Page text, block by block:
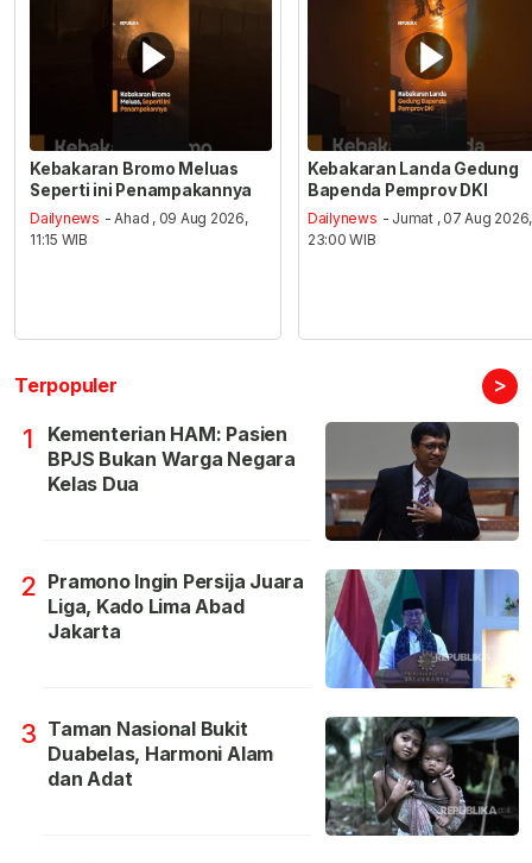
Kebakaran Bromo Meluas
Seperti ini Penampakannya
Dailynews - Ahad , 09 Aug 2026,
11:15 WIB
Kebakaran Landa Gedung
Bapenda Pemprov DKI
Dailynews - Jumat , 07 Aug 2026,
23:00 WIB
Terpopuler >
1
Kementerian HAM: Pasien
BPJS Bukan Warga Negara
Kelas Dua
2 Pramono Ingin Persija Juara
Liga, Kado Lima Abad
Jakarta
3 Taman Nasional Bukit
Duabelas, Harmoni Alam
dan Adat